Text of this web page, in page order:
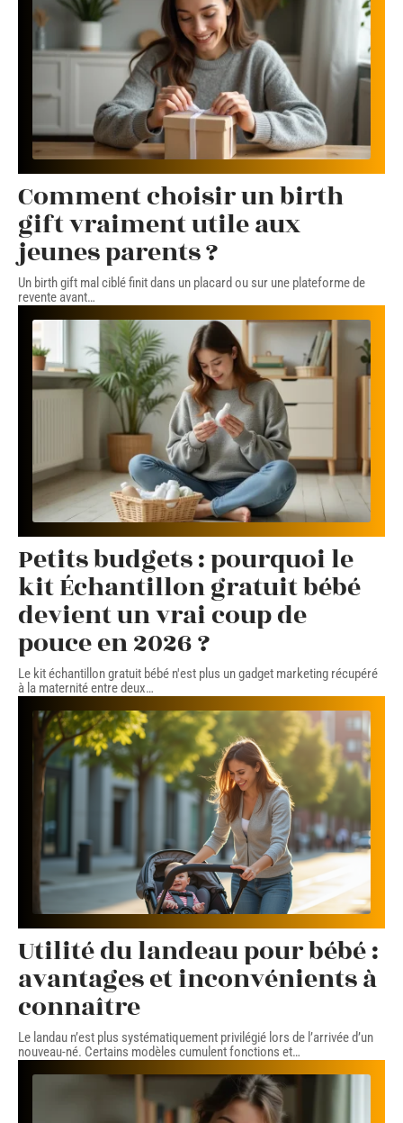
Comment choisir un birth
gift vraiment utile aux
jeunes parents ?
Un birth gift mal ciblé finit dans un placard ou sur une plateforme de
revente avant…
Petits budgets : pourquoi le
kit Échantillon gratuit bébé
devient un vrai coup de
pouce en 2026 ?
Le kit échantillon gratuit bébé n'est plus un gadget marketing récupéré
à la maternité entre deux…
Utilité du landeau pour bébé :
avantages et inconvénients à
connaître
Le landau n’est plus systématiquement privilégié lors de l’arrivée d’un
nouveau-né. Certains modèles cumulent fonctions et…